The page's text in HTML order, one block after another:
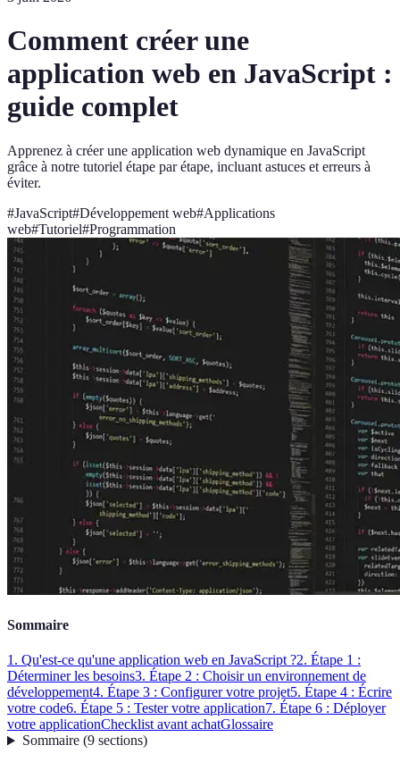
Comment créer une
application web en JavaScript :
guide complet
Apprenez à créer une application web dynamique en JavaScript
grâce à notre tutoriel étape par étape, incluant astuces et erreurs à
éviter.
#JavaScript#Développement web#Applications
web#Tutoriel#Programmation
Sommaire
1. Qu'est-ce qu'une application web en JavaScript ?2. Étape 1 :
Déterminer les besoins3. Étape 2 : Choisir un environnement de
développement4. Étape 3 : Configurer votre projet5. Étape 4 : Écrire
votre code6. Étape 5 : Tester votre application7. Étape 6 : Déployer
votre applicationChecklist avant achatGlossaire
Sommaire(9 sections)